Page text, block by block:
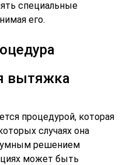
специальные
его.
вытяжка
процедурой, которая
случаях она
решением
может быть